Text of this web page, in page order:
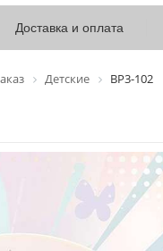
Доставка и оплата
Детские ВР3-102